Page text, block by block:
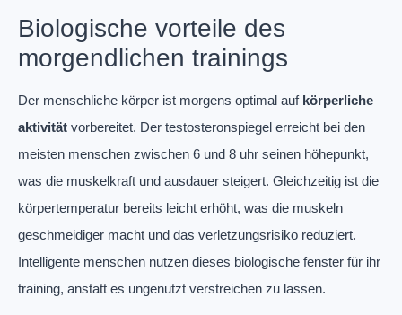
Biologische vorteile des
morgendlichen trainings
Der menschliche körper ist morgens optimal auf körperliche
aktivität vorbereitet. Der testosteronspiegel erreicht bei den
meisten menschen zwischen 6 und 8 uhr seinen höhepunkt,
was die muskelkraft und ausdauer steigert. Gleichzeitig ist die
körpertemperatur bereits leicht erhöht, was die muskeln
geschmeidiger macht und das verletzungsrisiko reduziert.
Intelligente menschen nutzen dieses biologische fenster für ihr
training, anstatt es ungenutzt verstreichen zu lassen.